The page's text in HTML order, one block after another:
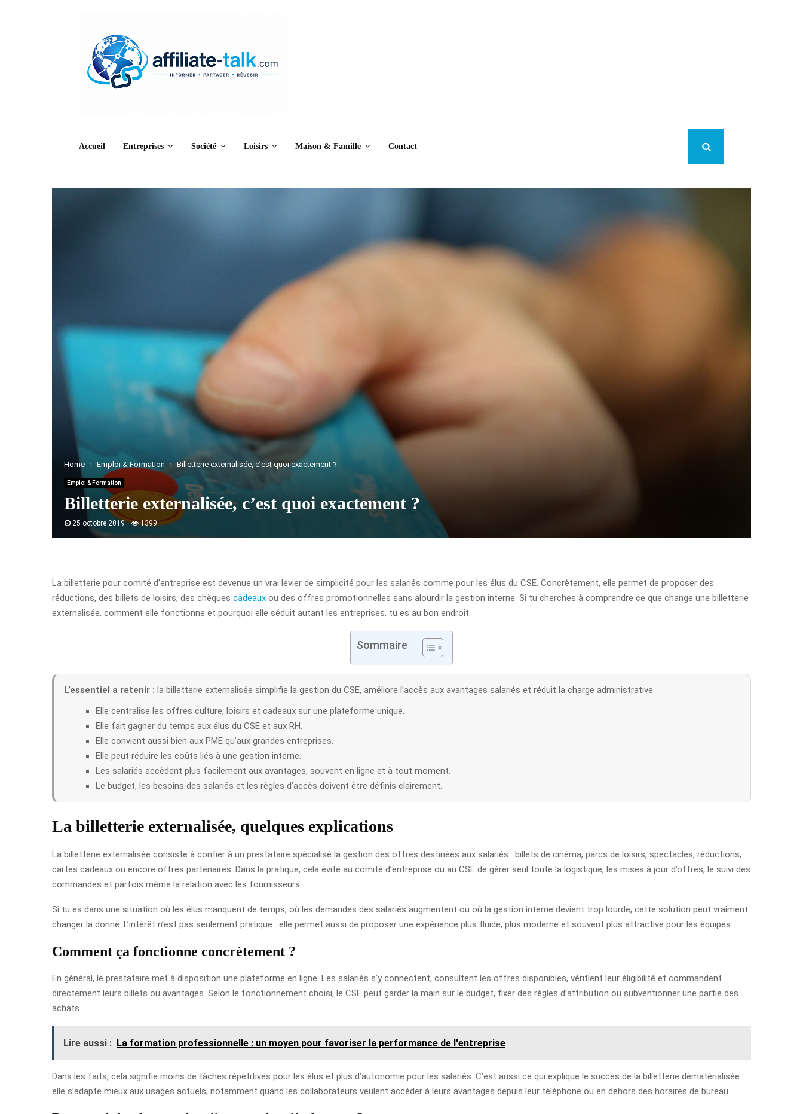
Accueil Entreprises Société Loisirs Maison & Famille Contact
Home Emploi & Formation Billetterie externalisée, c’est quoi exactement ?
Emploi & Formation
Billetterie externalisée, c’est quoi exactement ?
25 octobre 2019 1399
La billetterie pour comité d’entreprise est devenue un vrai levier de simplicité pour les salariés comme pour les élus du CSE. Concrètement, elle permet de proposer des
réductions, des billets de loisirs, des chèques cadeaux ou des offres promotionnelles sans alourdir la gestion interne. Si tu cherches à comprendre ce que change une billetterie
externalisée, comment elle fonctionne et pourquoi elle séduit autant les entreprises, tu es au bon endroit.
Sommaire
L’essentiel a retenir : la billetterie externalisée simplifie la gestion du CSE, améliore l’accès aux avantages salariés et réduit la charge administrative.
Elle centralise les offres culture, loisirs et cadeaux sur une plateforme unique.
Elle fait gagner du temps aux élus du CSE et aux RH.
Elle convient aussi bien aux PME qu’aux grandes entreprises.
Elle peut réduire les coûts liés à une gestion interne.
Les salariés accèdent plus facilement aux avantages, souvent en ligne et à tout moment.
Le budget, les besoins des salariés et les règles d’accès doivent être définis clairement.
La billetterie externalisée, quelques explications
La billetterie externalisée consiste à confier à un prestataire spécialisé la gestion des offres destinées aux salariés : billets de cinéma, parcs de loisirs, spectacles, réductions,
cartes cadeaux ou encore offres partenaires. Dans la pratique, cela évite au comité d’entreprise ou au CSE de gérer seul toute la logistique, les mises à jour d’offres, le suivi des
commandes et parfois même la relation avec les fournisseurs.
Si tu es dans une situation où les élus manquent de temps, où les demandes des salariés augmentent ou où la gestion interne devient trop lourde, cette solution peut vraiment
changer la donne. L’intérêt n’est pas seulement pratique : elle permet aussi de proposer une expérience plus fluide, plus moderne et souvent plus attractive pour les équipes.
Comment ça fonctionne concrètement ?
En général, le prestataire met à disposition une plateforme en ligne. Les salariés s’y connectent, consultent les offres disponibles, vérifient leur éligibilité et commandent
directement leurs billets ou avantages. Selon le fonctionnement choisi, le CSE peut garder la main sur le budget, fixer des règles d’attribution ou subventionner une partie des
achats.
Lire aussi : La formation professionnelle : un moyen pour favoriser la performance de l'entreprise
Dans les faits, cela signifie moins de tâches répétitives pour les élus et plus d’autonomie pour les salariés. C’est aussi ce qui explique le succès de la billetterie dématérialisée :
elle s’adapte mieux aux usages actuels, notamment quand les collaborateurs veulent accéder à leurs avantages depuis leur téléphone ou en dehors des horaires de bureau.